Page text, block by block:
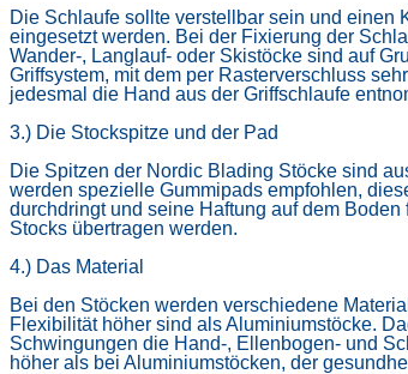
Die Schlaufe sollte verstellbar sein und einen
eingesetzt werden. Bei der Fixierung der
Wander-, Langlauf- oder Skistöcke sind auf
Griffsystem, mit dem per Rasterverschluss
jedesmal die Hand aus der Griffschlaufe
3.) Die Stockspitze und der Pad
Die Spitzen der Nordic Blading Stöcke sind
werden spezielle Gummipads empfohlen,
durchdringt und seine Haftung auf dem
Stocks übertragen werden.
4.) Das Material
Bei den Stöcken werden verschiedene
Flexibilität höher sind als Aluminiumstöcke.
Schwingungen die Hand-, Ellenbogen- und
höher als bei Aluminiumstöcken, der